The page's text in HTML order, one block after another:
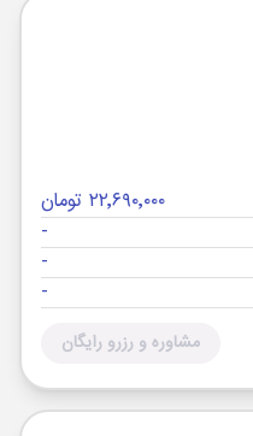
۲۲٬۶۹۰٬۰۰۰ تومان
-
-
-
مشاوره و رزرو رایگان